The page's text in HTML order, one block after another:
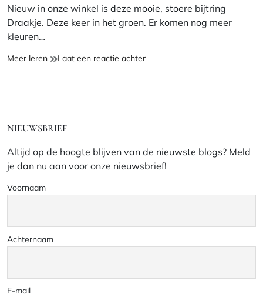
Nieuw in onze winkel is deze mooie, stoere bijtring
Draakje. Deze keer in het groen. Er komen nog meer
kleuren…
Meer leren Bijtring/Rammelaar
Laat een reactie achterop
NIEUWSBRIEF
Altijd op de hoogte blijven van de nieuwste blogs? Meld
je dan nu aan voor onze nieuwsbrief!
Voornaam
Achternaam
E-mail